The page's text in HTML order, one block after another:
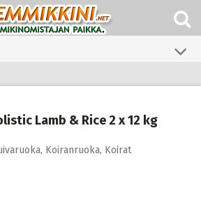
Lamb & Rice 2 x 12 kg
, Koiranruoka, Koirat